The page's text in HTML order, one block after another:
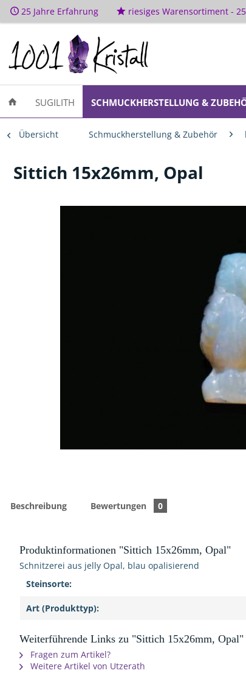
25 Jahre Erfahrung riesiges Warensortiment -
SUGILITH SCHMUCKHERSTELLUNG &
Übersicht Schmuckherstellung & Zubehör
Sittich 15x26mm, Opal
Beschreibung Bewertungen 0
Produktinformationen "Sittich 15x26mm, Opal"
Schnitzerei aus jelly Opal, blau opalisierend
Steinsorte:
Art (Produkttyp):
Weiterführende Links zu "Sittich 15x26mm, Opal"
Fragen zum Artikel?
Weitere Artikel von Utzerath